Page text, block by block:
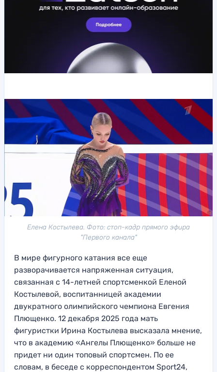
Елена Костылева. Фото: стоп-кадр прямого эфира
"Первого канала"
В мире фигурного катания все еще
разворачивается напряженная ситуация,
связанная с 14-летней спортсменкой Еленой
Костылевой, воспитанницей академии
двукратного олимпийского чемпиона Евгения
Плющенко. 12 декабря 2025 года мать
фигуристки Ирина Костылева высказала мнение,
что в академию «Ангелы Плющенко» больше не
придет ни один топовый спортсмен. По ее
словам, в беседе с корреспондентом Sport24,